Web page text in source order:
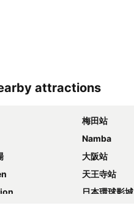
attractions
梅田站
Namba
大阪站
天王寺站
日本環球影城